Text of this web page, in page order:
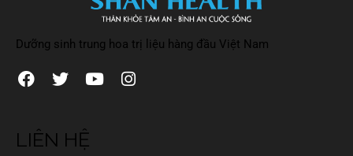
Dưỡng sinh trung hoa trị liệu hàng đầu Việt Nam
LIÊN HỆ